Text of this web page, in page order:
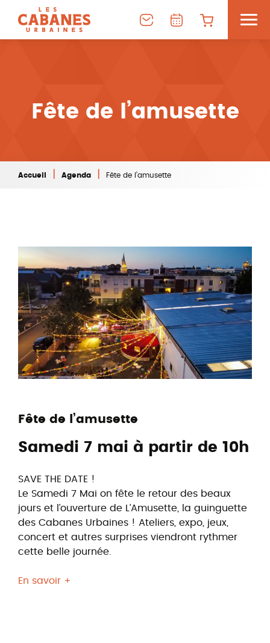
Fête de l’amusette
Accueil Agenda Fête de l’amusette
Fête de l’amusette
Samedi 7 mai à partir de 10h
SAVE THE DATE !
Le Samedi 7 Mai on fête le retour des beaux
jours et l’ouverture de L’Amusette, la guinguette
des Cabanes Urbaines ! Ateliers, expo, jeux,
concert et autres surprises viendront rythmer
cette belle journée.
En savoir +